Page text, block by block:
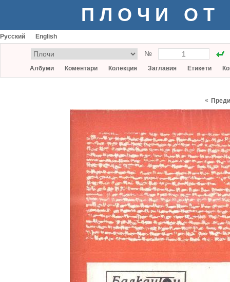
ПЛОЧИ ОТ
Русский English
№
Албуми Коментари Колекция Заглавия Етикети
«